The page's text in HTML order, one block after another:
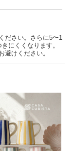
ださい。さらに5〜1
にくくなります。
けください。